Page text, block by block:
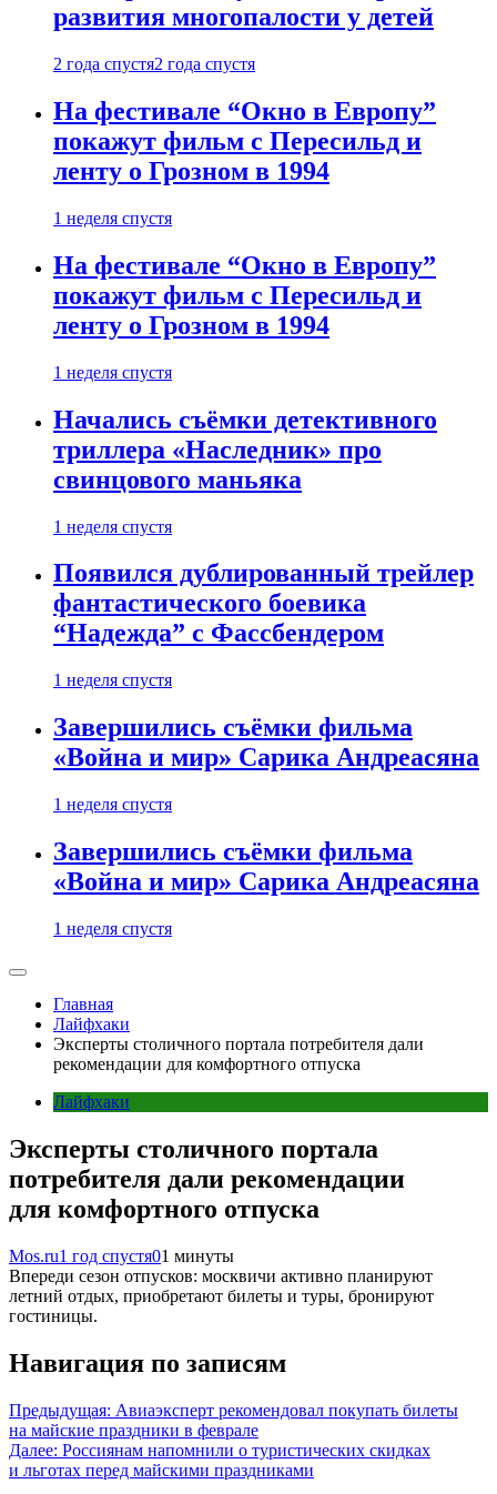
развития многопалости у детей
2 года спустя2 года спустя
На фестивале “Окно в Европу”
покажут фильм с Пересильд и
ленту о Грозном в 1994
1 неделя спустя
На фестивале “Окно в Европу”
покажут фильм с Пересильд и
ленту о Грозном в 1994
1 неделя спустя
Начались съёмки детективного
триллера «Наследник» про
свинцового маньяка
1 неделя спустя
Появился дублированный трейлер
фантастического боевика
“Надежда” с Фассбендером
1 неделя спустя
Завершились съёмки фильма
«Война и мир» Сарика Андреасяна
1 неделя спустя
Завершились съёмки фильма
«Война и мир» Сарика Андреасяна
1 неделя спустя
Главная
Лайфхаки
Эксперты столичного портала потребителя дали
рекомендации для комфортного отпуска
Лайфхаки
Эксперты столичного портала
потребителя дали рекомендации
для комфортного отпуска
Mos.ru1 год спустя01 минуты
Впереди сезон отпусков: москвичи активно планируют
летний отдых, приобретают билеты и туры, бронируют
гостиницы.
Навигация по записям
Предыдущая: Авиаэксперт рекомендовал покупать билеты
на майские праздники в феврале
Далее: Россиянам напомнили о туристических скидках
и льготах перед майскими праздниками